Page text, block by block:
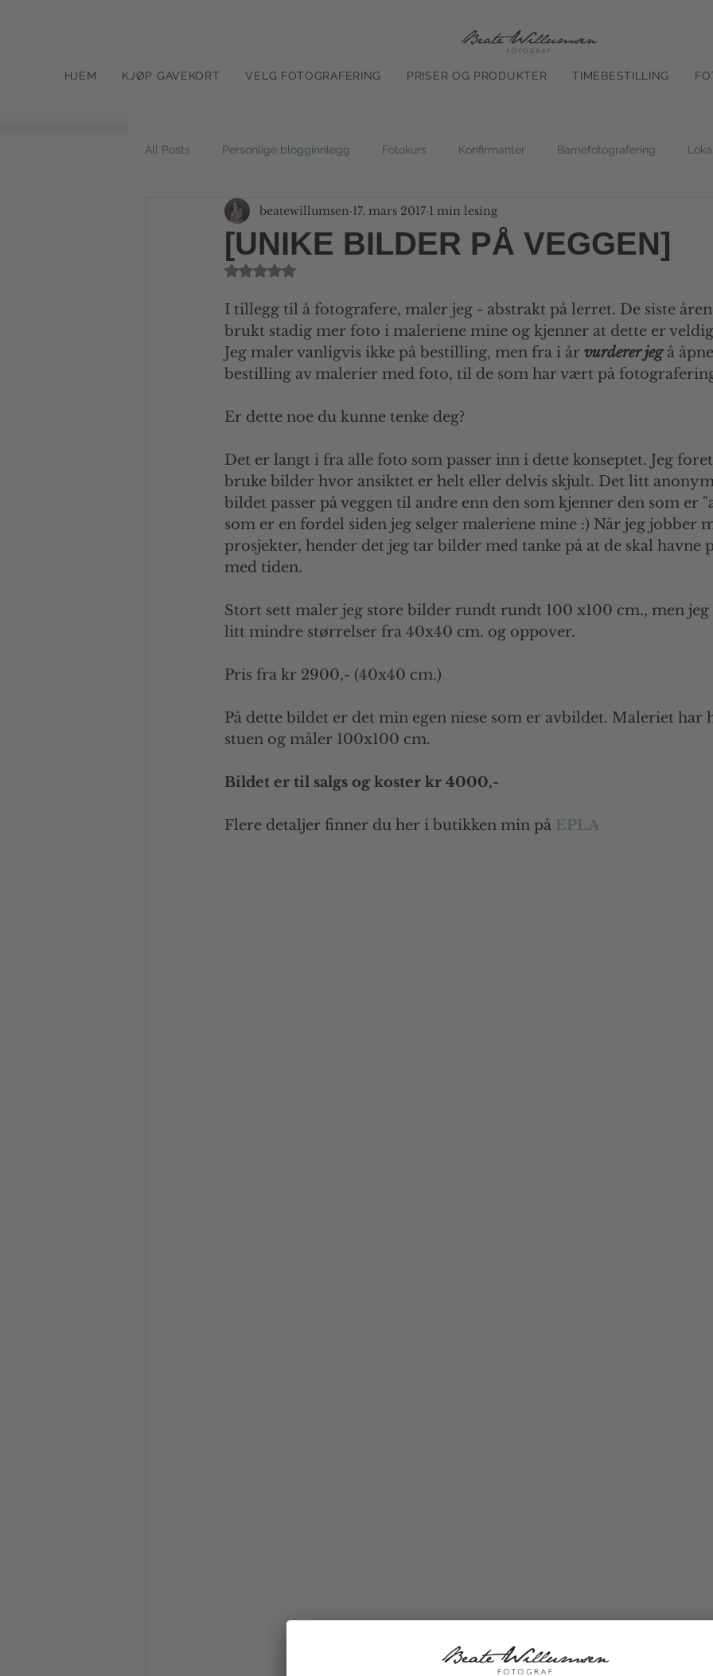
HJEM KJØP GAVEKORT VELG FOTOGRAFERING PRISER OG PRODUKTER TIMEBESTILLING
All Posts Personlige blogginnlegg Fotokurs Konfirmanter Barnefotografering
Utefotografering natur Studiofotografering Vinterbilder
Barnebilder
Ansattbilder
[UNIKE BILDER PÅ VEGGEN]
beatewillumsen 17. mars 2017 1 min lesing
Gitt NaN av 5 stjerner.
I tillegg til å fotografere, maler jeg - abstrakt på lerret. De siste
brukt stadig mer foto i maleriene mine og kjenner at dette er
Jeg maler vanligvis ikke på bestilling, men fra i år vurderer jeg å
bestilling av malerier med foto, til de som har vært på
Er dette noe du kunne tenke deg?
Det er langt i fra alle foto som passer inn i dette konseptet. Jeg
bruke bilder hvor ansiktet er helt eller delvis skjult. Det litt
bildet passer på veggen til andre enn den som kjenner den som er
som er en fordel siden jeg selger maleriene mine :) Når jeg jobber
prosjekter, hender det jeg tar bilder med tanke på at de skal havne
med tiden.
Stort sett maler jeg store bilder rundt rundt 100 x100 cm., men jeg
litt mindre størrelser fra 40x40 cm. og oppover.
Pris fra kr 2900,- (40x40 cm.)
På dette bildet er det min egen niese som er avbildet. Maleriet har
stuen og måler 100x100 cm.
Bildet er til salgs og koster kr 4000,-
Flere detaljer finner du her i butikken min på EPLA